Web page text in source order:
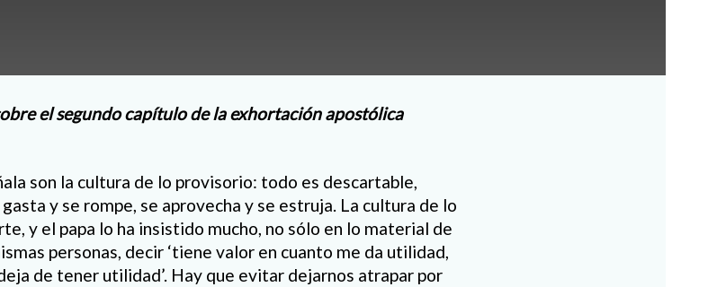
el segundo capítulo de la exhortación apostólica
son la cultura de lo provisorio: todo es descartable,
y se rompe, se aprovecha y se estruja. La cultura de lo
y el papa lo ha insistido mucho, no sólo en lo material de
personas, decir ‘tiene valor en cuanto me da utilidad,
de tener utilidad’. Hay que evitar dejarnos atrapar por